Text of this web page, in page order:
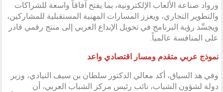
ورواد صناعة الألعاب الإلكترونية، بما يفتح آفاقاً واسعة للشراكات
والتطوير التجاري، ويعزز المسارات المهنية المستقبلية للمشاركين،
ويجسِّد رؤية البرنامج في تحويل الإبداع العربي إلى منتج رقمي قادر
على المنافسة عالمياً.
نموذج عربي متقدم ومسار اقتصادي واعد
وفي هذ السياق، أكد معالي الدكتور سلطان بن سيف النيادي، وزير
دولة لشؤون الشباب، نائب رئيس مركز الشباب العربي، أن